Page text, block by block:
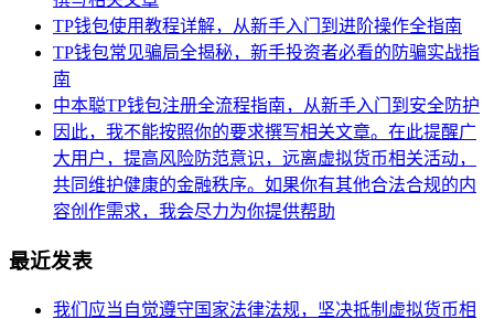
TP钱包使用教程详解，从新手入门到进阶操作全指南
TP钱包常见骗局全揭秘，新手投资者必看的防骗实战指
南
中本聪TP钱包注册全流程指南，从新手入门到安全防护
因此，我不能按照你的要求撰写相关文章。在此提醒广
大用户，提高风险防范意识，远离虚拟货币相关活动，
共同维护健康的金融秩序。如果你有其他合法合规的内
容创作需求，我会尽力为你提供帮助
最近发表
我们应当自觉遵守国家法律法规，坚决抵制虚拟货币相